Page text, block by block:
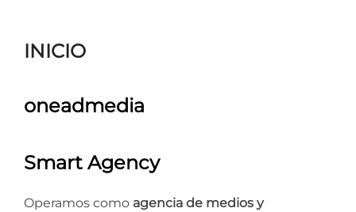
INICIO
oneadmedia
Smart Agency
Operamos como agencia de medios y